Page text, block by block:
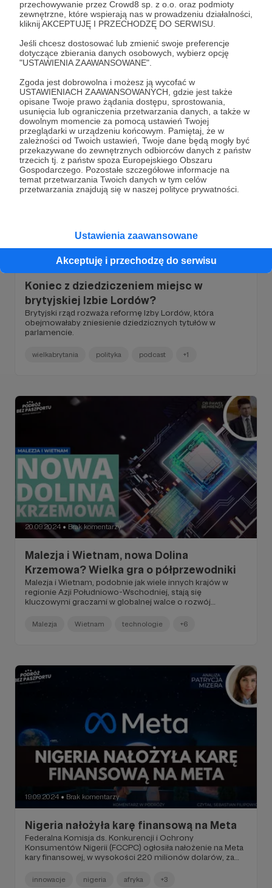
przechowywanie przez Crowd8 sp. z o.o. oraz podmioty
zewnętrzne, które wspierają nas w prowadzeniu działalności,
kliknij AKCEPTUJĘ I PRZECHODZĘ DO SERWISU.
Jeśli chcesz dostosować lub zmienić swoje preferencje
dotyczące zbierania danych osobowych, wybierz opcję
"USTAWIENIA ZAAWANSOWANE".
Zgoda jest dobrowolna i możesz ją wycofać w
USTAWIENIACH ZAAWANSOWANYCH, gdzie jest także
opisane Twoje prawo żądania dostępu, sprostowania,
usunięcia lub ograniczenia przetwarzania danych, a także w
dowolnym momencie za pomocą ustawień Twojej
przeglądarki w urządzeniu końcowym. Pamiętaj, że w
zależności od Twoich ustawień, Twoje dane będą mogły być
przekazywane do zewnętrznych odbiorców danych z państw
trzecich tj. z państw spoza Europejskiego Obszaru
Gospodarczego. Pozostałe szczegółowe informacje na
temat przetwarzania Twoich danych w tym celów
przetwarzania znajdują się w naszej polityce prywatności.
Ustawienia zaawansowane
Akceptuję i przechodzę do serwisu
Odchodzenie od cyrylicy? Polityka
językowa Azji Centralnej
Proces zmiany alfabetu w krajach Azji Środkowej był
złożony i silnie związany z kontekstem politycznym,
kulturowym i narodowym regionu. Kraje takie jak
Kirgistan przeszły przez kilka etapów zmiany alfabetu w XX i
XXI wieku.
azja azjaśrodkowa język +2
23.09.2024 ● Brak komentarzy
Koniec z dziedziczeniem miejsc w
brytyjskiej Izbie Lordów?
Brytyjski rząd rozważa reformę Izby Lordów, która
obejmowałaby zniesienie dziedzicznych tytułów w
parlamencie.
wielkabrytania polityka podcast +1
20.09.2024 ● Brak komentarzy
Malezja i Wietnam, nowa Dolina
Krzemowa? Wielka gra o półprzewodniki
Malezja i Wietnam, podobnie jak wiele innych krajów w
regionie Azji Południowo-Wschodniej, stają się
kluczowymi graczami w globalnej walce o rozwój
Malezja Wietnam technologie +6
19.09.2024 ● Brak komentarzy
Nigeria nałożyła karę finansową na Meta
Federalna Komisja ds. Konkurencji i Ochrony
Konsumentów Nigerii (FCCPC) ogłosiła nałożenie na Meta
kary finansowej, w wysokości 220 milionów dolarów, za
konsumentów.
innowacje nigeria afryka +3